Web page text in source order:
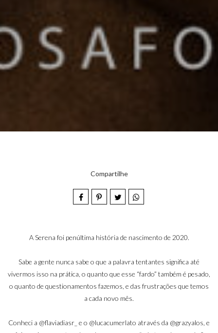
Compartilhe
A Serena foi penúltima história de nascimento de 2020.
Sabe a gente nunca sabe o que a palavra tentantes significa até
vivermos isso na prática, o quanto que esse “fardo” também é pesado,
o quanto de questionamentos fazemos, e das frustrações que temos
a cada novo mês.
Conheci a @flaviadiasr_ e o @lucacumerlato através da @grazyalos, e